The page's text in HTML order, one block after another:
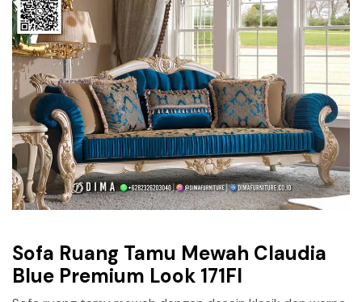
Sofa Ruang Tamu Mewah Claudia
Blue Premium Look 171FI